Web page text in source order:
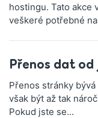
hostingu. Tato akce
veškeré potřebné
Přenos dat
Přenos stránky
však být až tak
Pokud jste se...